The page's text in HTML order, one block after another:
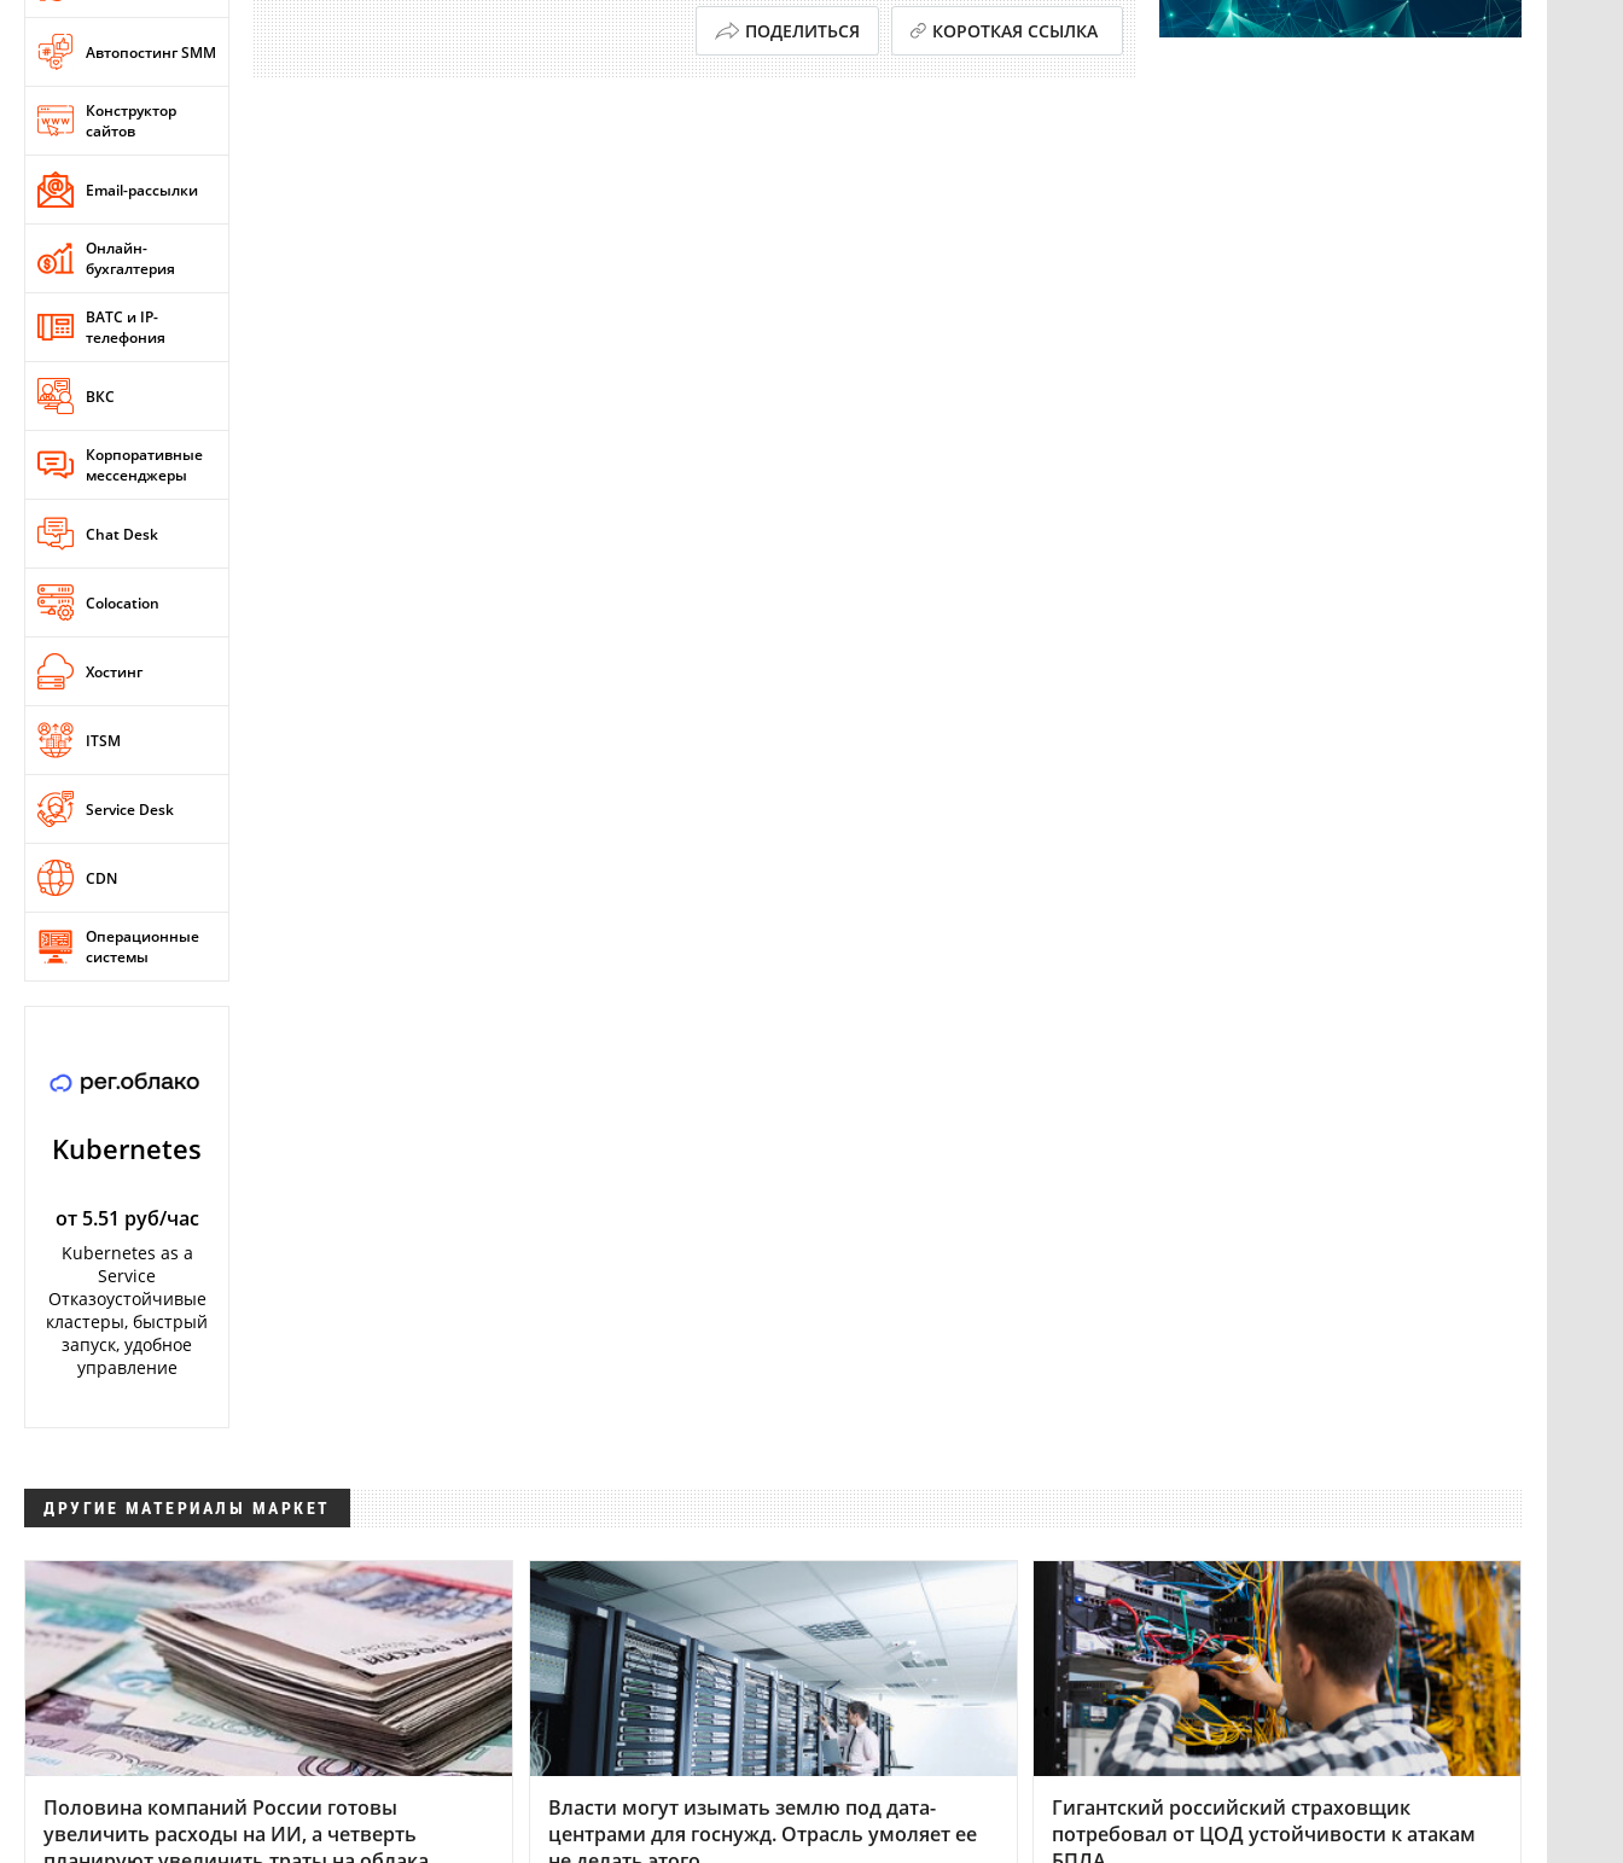
Автопостинг SMM
Конструктор
сайтов
Email-рассылки
Онлайн-
бухгалтерия
ВАТС и IP-
телефония
ВКС
Корпоративные
мессенджеры
Chat Desk
Colocation
Хостинг
ITSM
Service Desk
CDN
Операционные
системы
Kubernetes
от 5.51 руб/час
Kubernetes as a
Service
Отказоустойчивые
кластеры, быстрый
запуск, удобное
управление
ПОДЕЛИТЬСЯ КОРОТКАЯ ССЫЛКА
ДРУГИЕ МАТЕРИАЛЫ МАРКЕТ
Половина компаний России готовы
увеличить расходы на ИИ, а четверть
Власти могут изымать землю под дата-
центрами для госнужд. Отрасль умоляет ее
Гигантский российский страховщик
потребовал от ЦОД устойчивости к атакам